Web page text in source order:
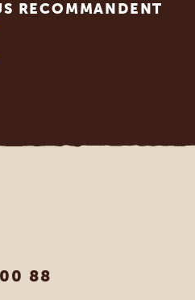
RECOMMANDENT
88